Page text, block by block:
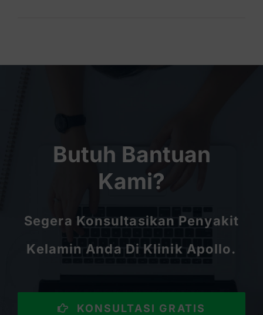
Butuh Bantuan
Kami?
Segera Konsultasikan Penyakit
Kelamin Anda Di Klinik Apollo.
KONSULTASI GRATIS